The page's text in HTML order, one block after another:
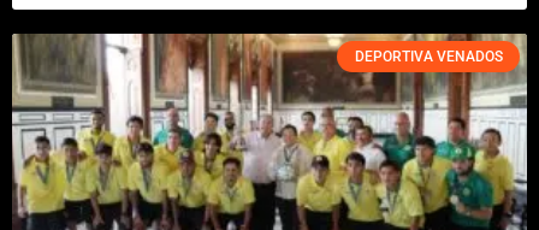
DEPORTIVA VENADOS